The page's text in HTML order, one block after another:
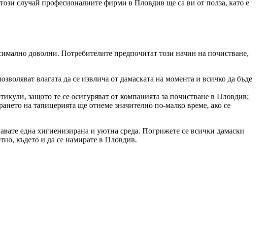
случай професионалните фирми в Пловдив ще са ви от полза, като е
доволни. Потребителите предпочитат този начин на почистване,
влагата да се извлича от дамаската на момента и всичко да бъде
защото те се осигуряват от компанията за почистване в Пловдив;
на тапицерията ще отнеме значително по-малко време, ако се
една хигиенизирана и уютна среда. Погрижете се всички дамаски
където и да се намирате в Пловдив.